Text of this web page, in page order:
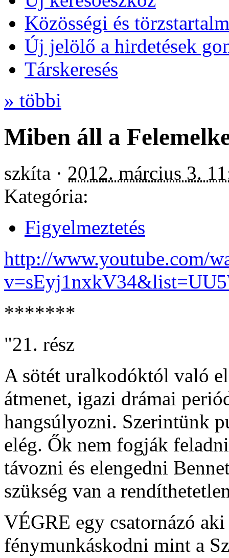
Közösségi és
Új jelölő a hirdetések
Társkeresés
» többi
Miben áll a
szkíta · 2012. március 3.
Kategória:
Figyelmeztetés
http://www.youtube.com/
*******
"21. rész
A sötét uralkodóktól való
átmenet, igazi drámai
hangsúlyozni. Szerintünk
elég. Ők nem fogják
távozni és elengedni
szükség van a
VÉGRE egy csatornázó
fénymunkáskodni mint a